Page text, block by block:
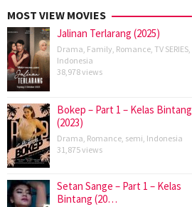
MOST VIEW MOVIES
Jalinan Terlarang (2025)
Drama, Family, Romance, TV SERIES,
Indonesia
38,978 views
Bokep – Part 1 – Kelas Bintang
(2023)
Drama, Romance, semi, Indonesia
31,875 views
Setan Sange – Part 1 – Kelas
Bintang (20…